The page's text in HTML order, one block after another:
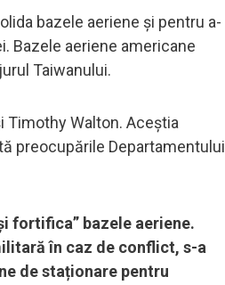
bazele aeriene și pentru a-
Bazele aeriene americane
Taiwanului.
Walton. Aceștia
preocupările Departamentului
fortifica” bazele aeriene.
în caz de conflict, s-a
de staționare pentru